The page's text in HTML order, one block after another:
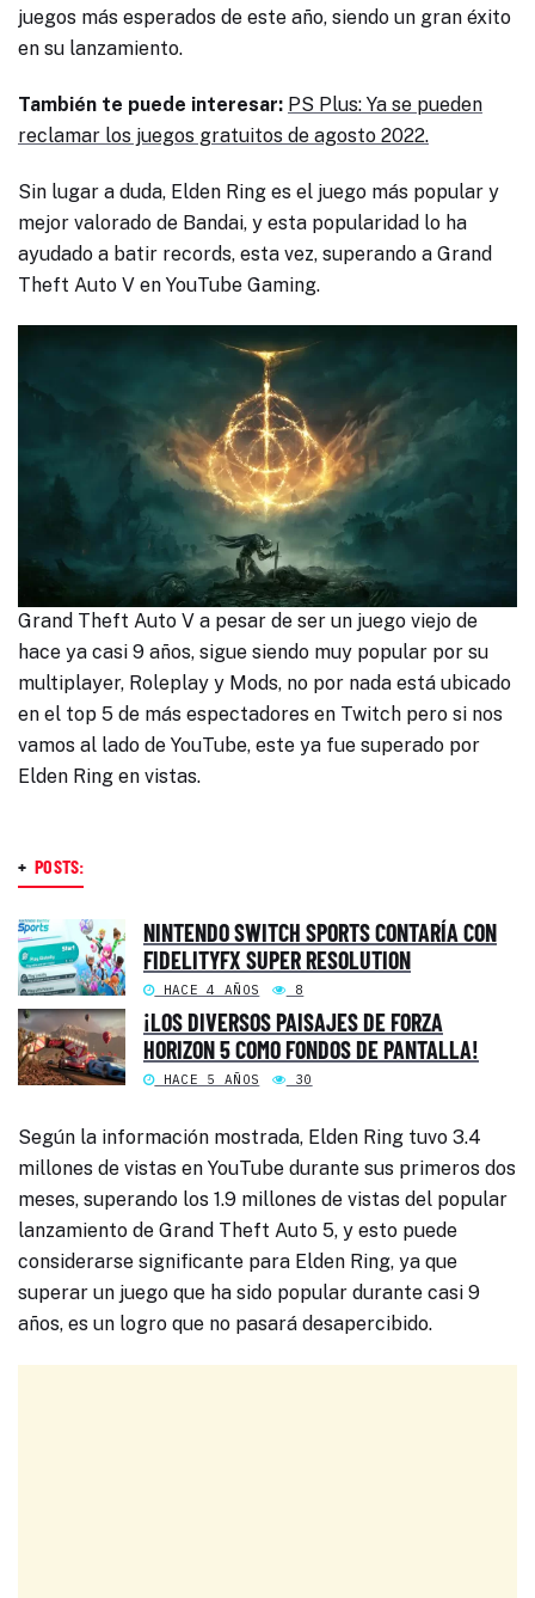
juegos más esperados de este año, siendo un gran éxito
en su lanzamiento.
También te puede interesar: PS Plus: Ya se pueden
reclamar los juegos gratuitos de agosto 2022.
Sin lugar a duda, Elden Ring es el juego más popular y
mejor valorado de Bandai, y esta popularidad lo ha
ayudado a batir records, esta vez, superando a Grand
Theft Auto V en YouTube Gaming.
Grand Theft Auto V a pesar de ser un juego viejo de
hace ya casi 9 años, sigue siendo muy popular por su
multiplayer, Roleplay y Mods, no por nada está ubicado
en el top 5 de más espectadores en Twitch pero si nos
vamos al lado de YouTube, este ya fue superado por
Elden Ring en vistas.
+ POSTS:
NINTENDO SWITCH SPORTS CONTARÍA CON
FIDELITYFX SUPER RESOLUTION
HACE 4 AÑOS 8
¡LOS DIVERSOS PAISAJES DE FORZA
HORIZON 5 COMO FONDOS DE PANTALLA!
HACE 5 AÑOS 30
Según la información mostrada, Elden Ring tuvo 3.4
millones de vistas en YouTube durante sus primeros dos
meses, superando los 1.9 millones de vistas del popular
lanzamiento de Grand Theft Auto 5, y esto puede
considerarse significante para Elden Ring, ya que
superar un juego que ha sido popular durante casi 9
años, es un logro que no pasará desapercibido.